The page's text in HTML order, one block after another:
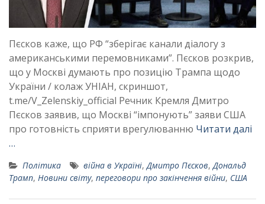
Пєсков каже, що РФ “зберігає канали діалогу з
американськими перемовниками”. Пєсков розкрив,
що у Москві думають про позицію Трампа щодо
України / колаж УНІАН, скриншот,
t.me/V_Zelenskiy_official Речник Кремля Дмитро
Пєсков заявив, що Москві “імпонують” заяви США
про готовність сприяти врегулюванню Читати далі
…
Політика війна в Україні, Дмитро Пєсков, Дональд
Трамп, Новини світу, переговори про закінчення війни, США